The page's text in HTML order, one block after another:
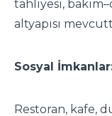
tahliyesi,
altyapısı
Sosyal
Restoran, kafe,